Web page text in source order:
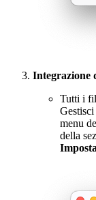
Integrazione
Tutti i
menu
della